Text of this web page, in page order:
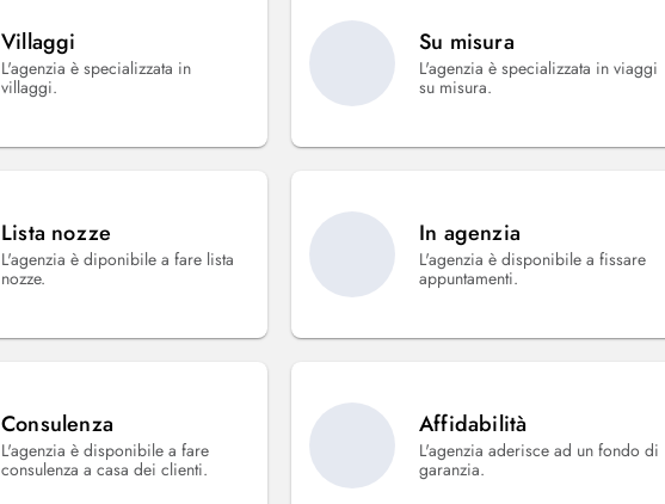
Villaggi
L'agenzia è specializzata in
villaggi.
Su misura
L'agenzia è specializzata in viaggi
su misura.
Lista nozze
L'agenzia è diponibile a fare lista
nozze.
In agenzia
L'agenzia è disponibile a fissare
appuntamenti.
Consulenza
L'agenzia è disponibile a fare
consulenza a casa dei clienti.
Affidabilità
L'agenzia aderisce ad un fondo di
garanzia.